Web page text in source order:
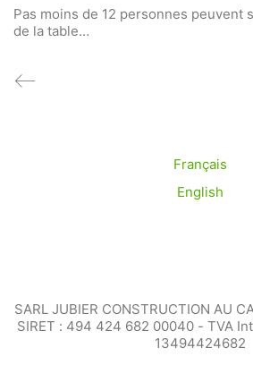
Pas moins de 12 personnes peuvent
de la table…
Français
English
SARL JUBIER CONSTRUCTION AU
SIRET : 494 424 682 00040 - TVA
13494424682